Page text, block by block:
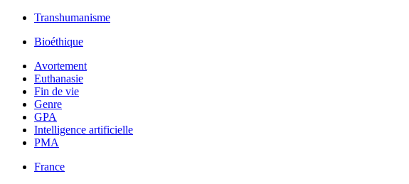
Transhumanisme
Bioéthique
Avortement
Euthanasie
Fin de vie
Genre
GPA
Intelligence artificielle
PMA
France